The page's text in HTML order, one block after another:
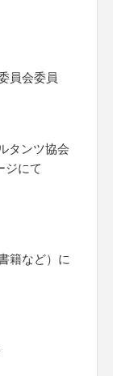
員会委員
タンツ協会
ジにて
籍など）に